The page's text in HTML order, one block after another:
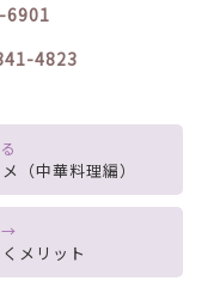
4823
（中華料理編）
メリット